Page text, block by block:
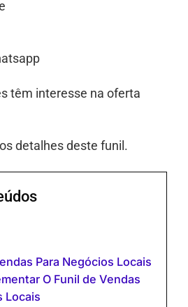
têm interesse na oferta
detalhes deste funil.
Para Negócios Locais
O Funil de Vendas
Locais